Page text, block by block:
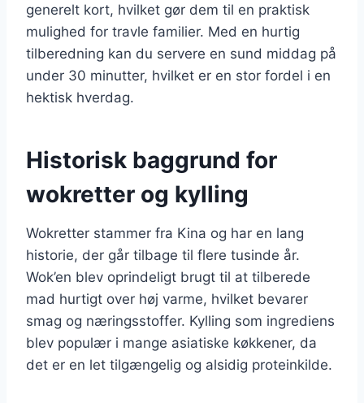
generelt kort, hvilket gør dem til en praktisk
mulighed for travle familier. Med en hurtig
tilberedning kan du servere en sund middag på
under 30 minutter, hvilket er en stor fordel i en
hektisk hverdag.
Historisk baggrund for
wokretter og kylling
Wokretter stammer fra Kina og har en lang
historie, der går tilbage til flere tusinde år.
Wok’en blev oprindeligt brugt til at tilberede
mad hurtigt over høj varme, hvilket bevarer
smag og næringsstoffer. Kylling som ingrediens
blev populær i mange asiatiske køkkener, da
det er en let tilgængelig og alsidig proteinkilde.